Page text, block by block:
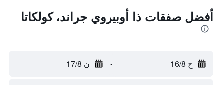
أفضل صفقات ذا أوبيروي جراند، كولكاتا
ح 16/8 - ن 17/8